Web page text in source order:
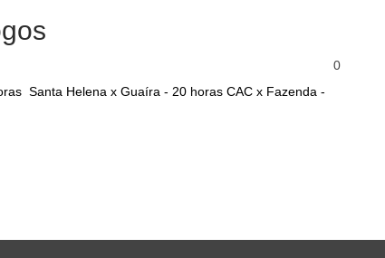
0
Santa Helena x Guaíra - 20 horas CAC x Fazenda -